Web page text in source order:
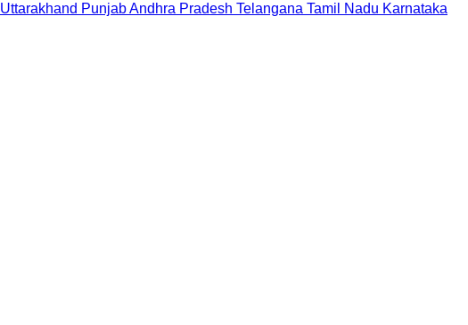
Uttarakhand PunjabAndhra Pradesh Telangana Tamil Nadu Karnataka